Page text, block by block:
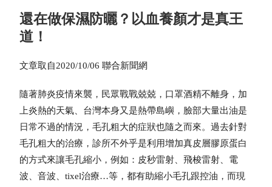
還在做保濕防曬？以血養顏才是真王
道！
文章取自2020/10/06 聯合新聞網
隨著肺炎疫情來襲，民眾戰戰兢兢，口罩酒精不離身，加
上炎熱的天氣、台灣本身又是熱帶島嶼，臉部大量出油是
日常不過的情況，毛孔粗大的症狀也隨之而來。過去針對
毛孔粗大的治療，診所不外乎是利用增加真皮層膠原蛋白
的方式來讓毛孔縮小，例如：皮秒雷射、飛梭雷射、電
波、音波、tixel治療…等，都有助縮小毛孔跟控油，而現